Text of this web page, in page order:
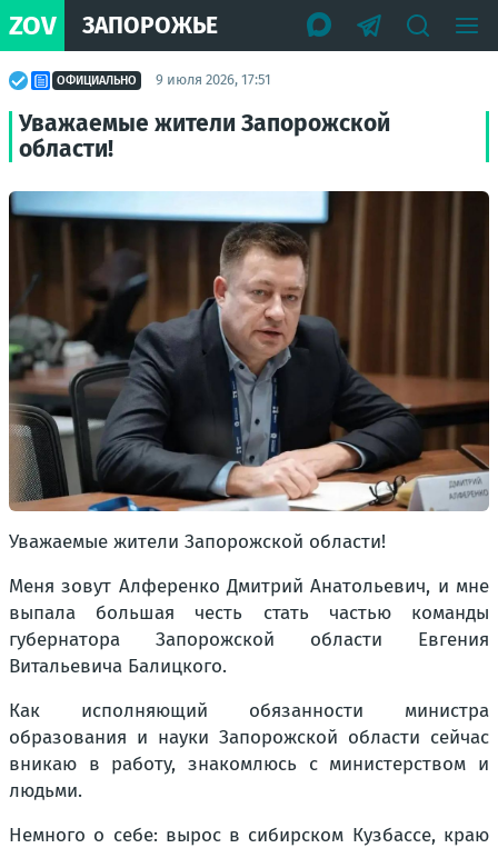
ZOV ЗАПОРОЖЬЕ
ОФИЦИАЛЬНО 9 июля 2026, 17:51
Уважаемые жители Запорожской
области!
Уважаемые жители Запорожской области!
Меня зовут Алференко Дмитрий Анатольевич, и мне
выпала большая честь стать частью команды
губернатора Запорожской области Евгения
Витальевича Балицкого.
Как исполняющий обязанности министра
образования и науки Запорожской области сейчас
вникаю в работу, знакомлюсь с министерством и
людьми.
Немного о себе: вырос в сибирском Кузбассе, краю